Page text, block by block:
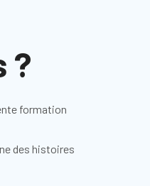
?
formation
des histoires